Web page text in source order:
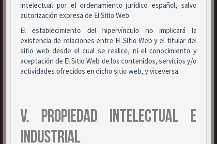
intelectual por el ordenamiento jurídico español, salvo
autorización expresa de El Sitio Web.
El establecimiento del hipervínculo no implicará la
existencia de relaciones entre El Sitio Web y el titular del
sitio web desde el cual se realice, ni el conocimiento y
aceptación de El Sitio Web de los contenidos, servicios y/o
actividades ofrecidos en dicho sitio web, y viceversa.
V. PROPIEDAD INTELECTUAL E
INDUSTRIAL